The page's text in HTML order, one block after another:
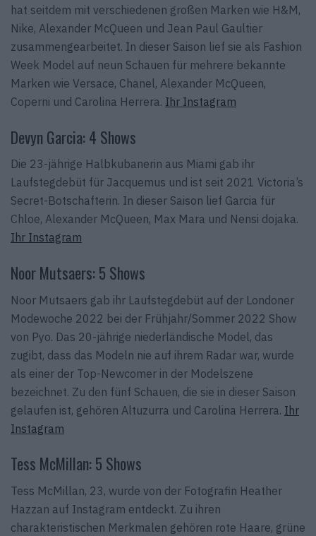
hat seitdem mit verschiedenen großen Marken wie H&M,
Nike, Alexander McQueen und Jean Paul Gaultier
zusammengearbeitet. In dieser Saison lief sie als Fashion
Week Model auf neun Schauen für mehrere bekannte
Marken wie Versace, Chanel, Alexander McQueen,
Coperni und Carolina Herrera. Ihr Instagram
Devyn Garcia: 4 Shows
Die 23-jährige Halbkubanerin aus Miami gab ihr
Laufstegdebüt für Jacquemus und ist seit 2021 Victoria’s
Secret-Botschafterin. In dieser Saison lief Garcia für
Chloe, Alexander McQueen, Max Mara und Nensi dojaka.
Ihr Instagram
Noor Mutsaers: 5 Shows
Noor Mutsaers gab ihr Laufstegdebüt auf der Londoner
Modewoche 2022 bei der Frühjahr/Sommer 2022 Show
von Pyo. Das 20-jährige niederländische Model, das
zugibt, dass das Modeln nie auf ihrem Radar war, wurde
als einer der Top-Newcomer in der Modelszene
bezeichnet. Zu den fünf Schauen, die sie in dieser Saison
gelaufen ist, gehören Altuzurra und Carolina Herrera. Ihr
Instagram
Tess McMillan: 5 Shows
Tess McMillan, 23, wurde von der Fotografin Heather
Hazzan auf Instagram entdeckt. Zu ihren
charakteristischen Merkmalen gehören rote Haare, grüne